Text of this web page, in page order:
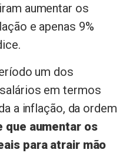
aumentar os
e apenas 9%
um dos
em termos
a inflação, da ordem
que aumentar os
para atrair mão